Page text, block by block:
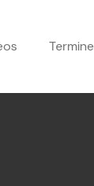
Termine